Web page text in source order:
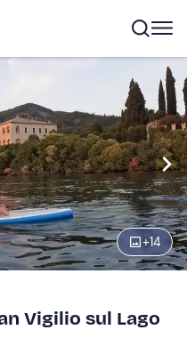
+14
Modifica
Modifica
1
Vigilio sul Lago